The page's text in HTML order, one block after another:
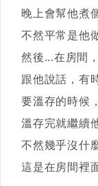
晚上會幫他煮
不然平常是他
然後...在房間
跟他說話，有
要溫存的時候
溫存完就繼續
不然幾乎沒什
這是在房間裡